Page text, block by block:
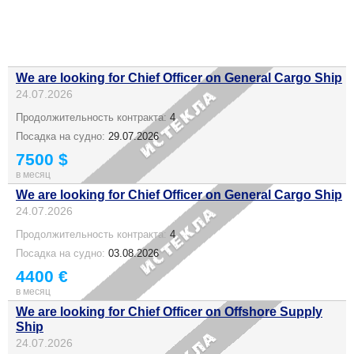
We are looking for Chief Officer on General Cargo Ship
24.07.2026
Продолжительность контракта: 4
Посадка на судно: 29.07.2026
7500 $
в месяц
We are looking for Chief Officer on General Cargo Ship
24.07.2026
Продолжительность контракта: 4
Посадка на судно: 03.08.2026
4400 €
в месяц
We are looking for Chief Officer on Offshore Supply
Ship
24.07.2026